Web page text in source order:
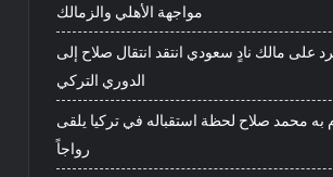
مواجهة الأهلي والزمالك
على مالك نادٍ سعودي انتقد انتقال صلاح إلى
الدوري التركي
محمد صلاح لحظة استقباله في تركيا يلقى
رواجاً